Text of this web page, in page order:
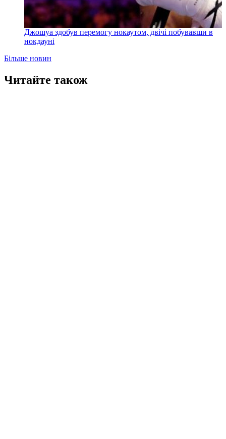
Джошуа здобув перемогу нокаутом, двічі побувавши в
нокдауні
Більше новин
Читайте також